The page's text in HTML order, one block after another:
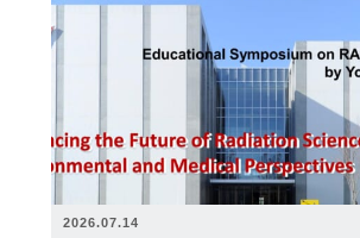
2026.07.14